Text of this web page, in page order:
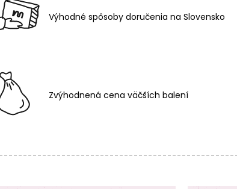
santalového
dreva 4mm
Výhodné spôsoby doručenia na Slovensko
Zvýhodnená cena väčších balení